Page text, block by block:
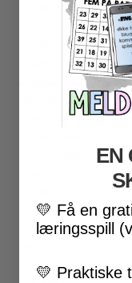
SPRÅKSPIRALEN
MATTESPIRALEN
LA OSS REGNE ØVEBØKER
ESCAPE ROOM
OLYMPISKE LEKER
SAMEFOLKET
FØRSKOLE
FOTBALL-VM
SKOLESTART
EN
💛 Få en
læringsspill
💛 Praktiske